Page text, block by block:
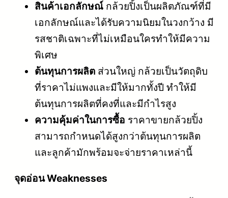
สินค้าเอกลักษณ์ กล้วยปิ้งเป็นผลิตภัณฑ์ที่มี
เอกลักษณ์และได้รับความนิยมในวงกว้าง มี
รสชาติเฉพาะที่ไม่เหมือนใครทำให้มีความ
พิเศษ
ต้นทุนการผลิต ส่วนใหญ่ กล้วยเป็นวัตถุดิบ
ที่ราคาไม่แพงและมีให้มากทั้งปี ทำให้มี
ต้นทุนการผลิตที่คงที่และมีกำไรสูง
ความคุ้มค่าในการซื้อ ราคาขายกล้วยปิ้ง
สามารถกำหนดได้สูงกว่าต้นทุนการผลิต
และลูกค้ามักพร้อมจะจ่ายราคาเหล่านี้
จุดอ่อน Weaknesses